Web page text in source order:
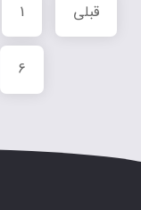
قبلی 1
6